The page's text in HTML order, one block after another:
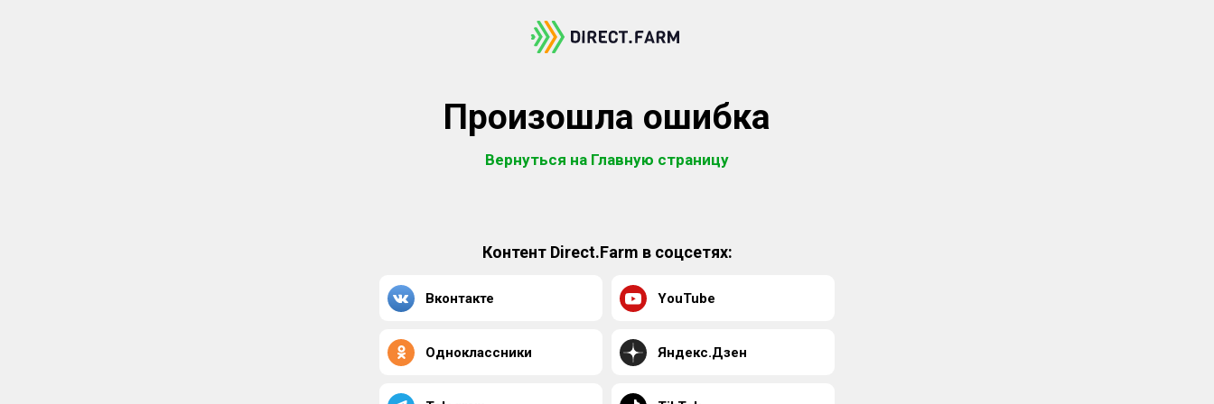
Произошла ошибка
Вернуться на Главную страницу
Контент Direct.Farm в соцсетях:
Вконтакте YouTube
Одноклассники Яндекс.Дзен